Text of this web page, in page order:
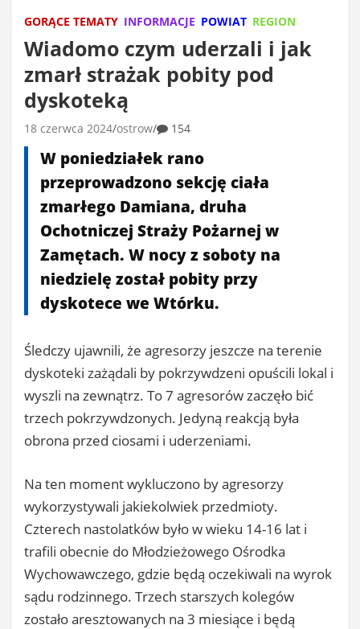
GORĄCE TEMATY INFORMACJE POWIAT REGION
Wiadomo czym uderzali i jak
zmarł strażak pobity pod
dyskoteką
18 czerwca 2024 ostrow 154
W poniedziałek rano
przeprowadzono sekcję ciała
zmarłego Damiana, druha
Ochotniczej Straży Pożarnej w
Zamętach. W nocy z soboty na
niedzielę został pobity przy
dyskotece we Wtórku.
Śledczy ujawnili, że agresorzy jeszcze na terenie
dyskoteki zażądali by pokrzywdzeni opuścili lokal i
wyszli na zewnątrz. To 7 agresorów zaczęło bić
trzech pokrzywdzonych. Jedyną reakcją była
obrona przed ciosami i uderzeniami.
Na ten moment wykluczono by agresorzy
wykorzystywali jakiekolwiek przedmioty.
Czterech nastolatków było w wieku 14-16 lat i
trafili obecnie do Młodzieżowego Ośrodka
Wychowawczego, gdzie będą oczekiwali na wyrok
sądu rodzinnego. Trzech starszych kolegów
zostało aresztowanych na 3 miesiące i będą